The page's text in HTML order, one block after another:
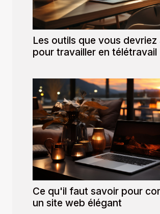
Les outils que vous devriez
pour travailler en télétravail
Ce qu'il faut savoir pour
un site web élégant